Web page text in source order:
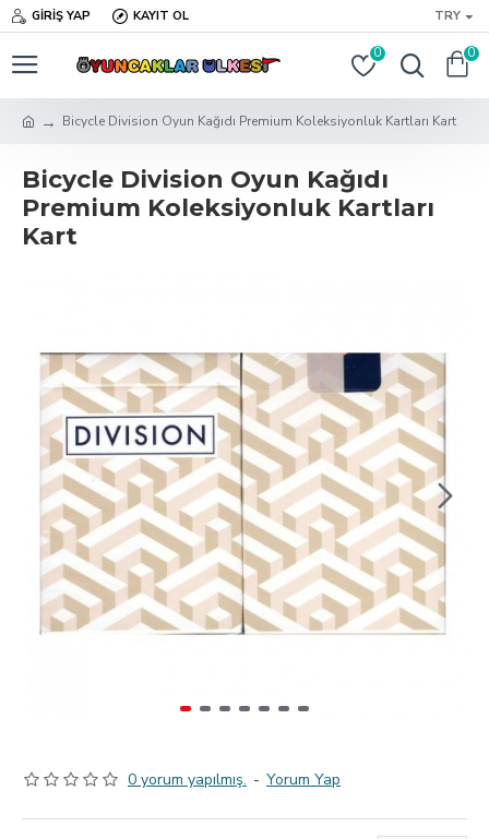
GIRIŞ YAP KAYIT OL TRY
0 0
Bicycle Division Oyun Kağıdı Premium Koleksiyonluk Kartları Kart
Bicycle Division Oyun Kağıdı
Premium Koleksiyonluk Kartları
Kart
0 yorum yapılmış. - Yorum Yap